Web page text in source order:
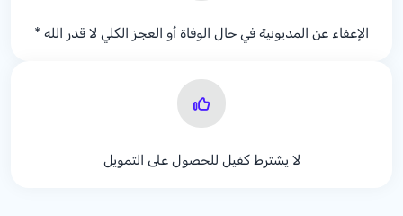
الإعفاء عن المديونية في حال الوفاة أو العجز الكلي لا قدر الله *
لا يشترط كفيل للحصول على التمويل